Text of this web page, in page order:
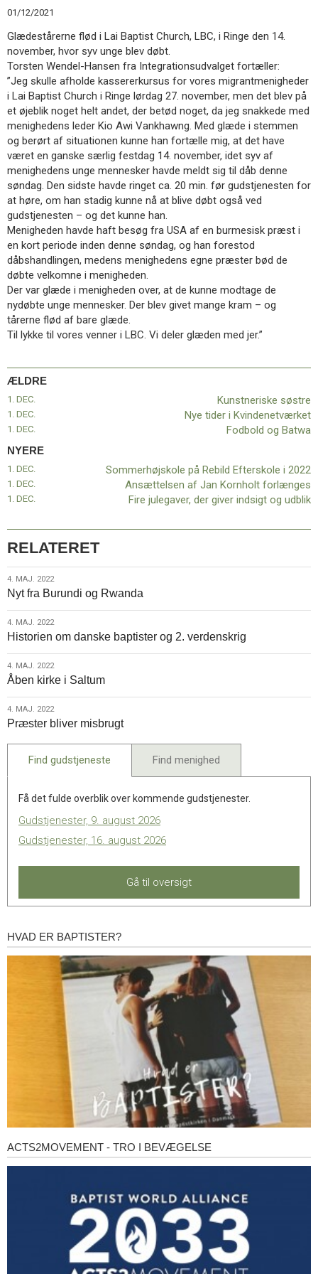
11.0:
Kalender
13.0:
Værktøjskassen
14.0:
Mission
15.0:
Om
BaptistKirken
16.0:
Kontakt
Næste
indlæg:
Sommerhøjskole
Rebild
Efterskole
2022
Forrige
indlæg:
Kunstneriske
søstre
01/12/2021
Glædestårerne flød i Lai Baptist Church, LBC, i Ringe den 14.
november, hvor syv unge blev døbt.
Torsten Wendel-Hansen fra Integrationsudvalget fortæller:
”Jeg skulle afholde kassererkursus for vores migrantmenigheder
i Lai Baptist Church i Ringe lørdag 27. november, men det blev på
et øjeblik noget helt andet, der betød noget, da jeg snakkede med
menighedens leder Kio Awi Vankhawng. Med glæde i stemmen
og berørt af situationen kunne han fortælle mig, at det have
været en ganske særlig festdag 14. november, idet syv af
menighedens unge mennesker havde meldt sig til dåb denne
søndag. Den sidste havde ringet ca. 20 min. før gudstjenesten for
at høre, om han stadig kunne nå at blive døbt også ved
gudstjenesten – og det kunne han.
Menigheden havde haft besøg fra USA af en burmesisk præst i
en kort periode inden denne søndag, og han forestod
dåbshandlingen, medens menighedens egne præster bød de
døbte velkomne i menigheden.
Der var glæde i menigheden over, at de kunne modtage de
nydøbte unge mennesker. Der blev givet mange kram – og
tårerne flød af bare glæde.
Til lykke til vores venner i LBC. Vi deler glæden med jer.”
ÆLDRE
1. DEC. Kunstneriske søstre
1. DEC. Nye tider i Kvindenetværket
1. DEC. Fodbold og Batwa
NYERE
Sommerhøjskole på Rebild Efterskole i 2022
1. DEC.
Ansættelsen af Jan Kornholt forlænges
1. DEC.
Fire julegaver, der giver indsigt og udblik
1. DEC.
RELATERET
4.
maj.
2022
4. MAJ. 2022
Nyt fra Burundi og Rwanda
4.
maj.
2022
4. MAJ. 2022
Historien om danske baptister og 2. verdenskrig
4.
maj.
2022
4. MAJ. 2022
Åben kirke i Saltum
4.
maj.
2022
4. MAJ. 2022
Præster bliver misbrugt
Find gudstjeneste Find menighed
Få det fulde overblik over kommende gudstjenester.
Gudstjenester, 9. august 2026
Gudstjenester, 16. august 2026
Gå til oversigt
Hvad
er
HVAD ER BAPTISTER?
Acts2Movement
ACTS2MOVEMENT - TRO I BEVÆGELSE